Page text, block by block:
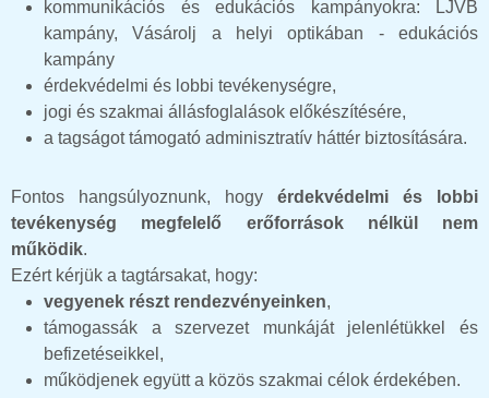
kommunikációs és edukációs kampányokra: LJVB
kampány, Vásárolj a helyi optikában - edukációs
kampány
érdekvédelmi és lobbi tevékenységre,
jogi és szakmai állásfoglalások előkészítésére,
a tagságot támogató adminisztratív háttér biztosítására.
Fontos hangsúlyoznunk, hogy érdekvédelmi és lobbi
tevékenység megfelelő erőforrások nélkül nem
működik.
Ezért kérjük a tagtársakat, hogy:
vegyenek részt rendezvényeinken,
támogassák a szervezet munkáját jelenlétükkel és
befizetéseikkel,
működjenek együtt a közös szakmai célok érdekében.